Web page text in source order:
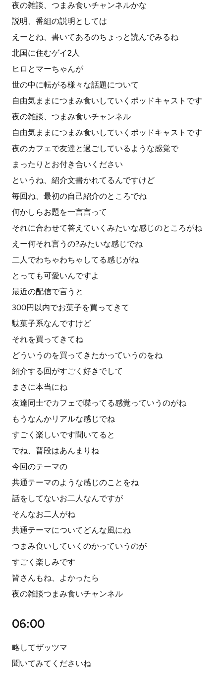
夜の雑談、つまみ食いチャンネルかな
説明、番組の説明としては
えーとね、書いてあるのちょっと読んでみるね
北国に住むゲイ2人
ヒロとマーちゃんが
世の中に転がる様々な話題について
自由気ままにつまみ食いしていくポッドキャストです
夜の雑談、つまみ食いチャンネル
自由気ままにつまみ食いしていくポッドキャストです
夜のカフェで友達と過ごしているような感覚で
まったりとお付き合いください
というね、紹介文書かれてるんですけど
毎回ね、最初の自己紹介のところでね
何かしらお題を一言言って
それに合わせて答えていくみたいな感じのところがね
えー何それ言うの?みたいな感じでね
二人でわちゃわちゃしてる感じがね
とっても可愛いんですよ
最近の配信で言うと
300円以内でお菓子を買ってきて
駄菓子系なんですけど
それを買ってきてね
どういうのを買ってきたかっていうのをね
紹介する回がすごく好きでして
まさに本当にね
友達同士でカフェで喋ってる感覚っていうのがね
もうなんかリアルな感じでね
すごく楽しいです聞いてると
でね、普段はあんまりね
今回のテーマの
共通テーマのような感じのことをね
話をしてないお二人なんですが
そんなお二人がね
共通テーマについてどんな風にね
つまみ食いしていくのかっていうのが
すごく楽しみです
皆さんもね、よかったら
夜の雑談つまみ食いチャンネル
06:00
略してザッツマ
聞いてみてくださいね